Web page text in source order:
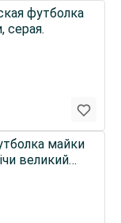
футболка
серая.
майки
великий